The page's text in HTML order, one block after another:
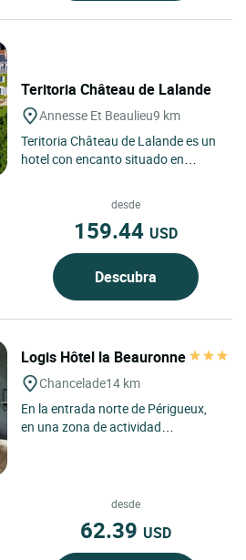
Teritoria Château de Lalande
Annesse Et Beaulieu9 km
Teritoria Château de Lalande es un
hotel con encanto situado en
desde
159.44 USD
Descubra
Logis Hôtel la Beauronne
Chancelade14 km
En la entrada norte de Périgueux,
en una zona de actividad
desde
62.39 USD